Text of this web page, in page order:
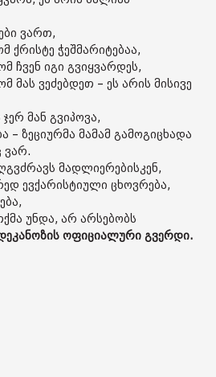
ვართ,
ქრისტე ჭეშმარიტებაა,
ჩვენ იგი გვიყვარდეს,
ვეძებდეთ – ეს არის მისივე
მან გვიპოვა,
– ზეციურმა მამამ გამოგიცხადა
ვარ.
მადლიერებისკენ,
ევქარისტიული ცხოვრება,
უნდა, არ არსებობს
ოფიციალური გვერდი.